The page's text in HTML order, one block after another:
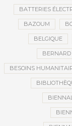
BATTERIES
BAZOUM
BELGIQUE
BESOINS